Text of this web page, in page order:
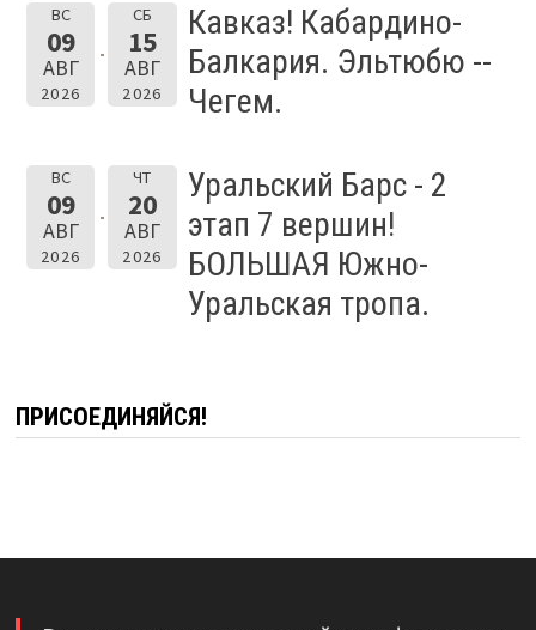
ВС
09
АВГ
2026
СБ
15
АВГ
2026
Кавказ! Кабардино-
Балкария. Эльтюбю --
Чегем.
ВС
09
АВГ
2026
ЧТ
20
АВГ
2026
Уральский Барс - 2
этап 7 вершин!
БОЛЬШАЯ Южно-
Уральская тропа.
ПРИСОЕДИНЯЙСЯ!